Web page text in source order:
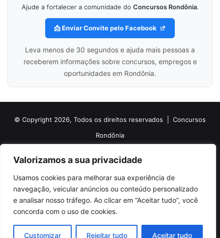
Valorizamos a sua privacidade
Usamos cookies para melhorar sua experiência de
navegação, veicular anúncios ou conteúdo personalizado
e analisar nosso tráfego. Ao clicar em “Aceitar tudo”, você
concorda com o uso de cookies.
Customizar Rejeitar tudo Aceitar tudo
Ajude a fortalecer a comunidade do Concursos Rondônia.
📩 Enviar Convite pelo Facebook
Leva menos de 30 segundos e ajuda mais pessoas a
receberem informações sobre concursos, empregos e
oportunidades em Rondônia.
© Copyright 2026, Todos os direitos reservados | Concursos
Rondônia
Sobre o Concursos Rondônia
Siga nossas redes sociais
Web Stories Anuncie
Facebook
X PinterestLinkedinYouTubeInstagramTelegramTikTok
WhatsApp